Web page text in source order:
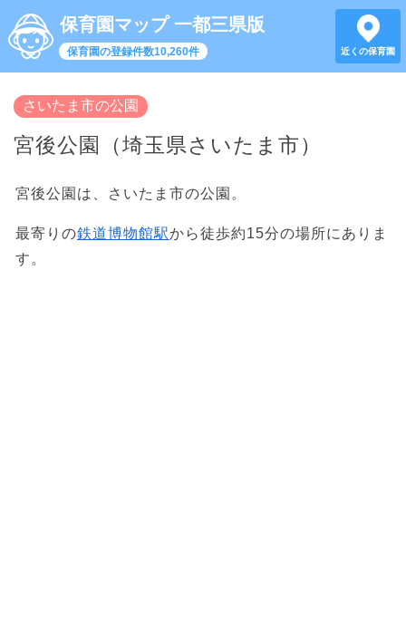
保育園マップ 一都三県版
保育園の登録件数10,260件 近くの保育園
さいたま市の公園
宮後公園（埼玉県さいたま市）
宮後公園は、さいたま市の公園。
最寄りの鉄道博物館駅から徒歩約15分の場所にありま
す。